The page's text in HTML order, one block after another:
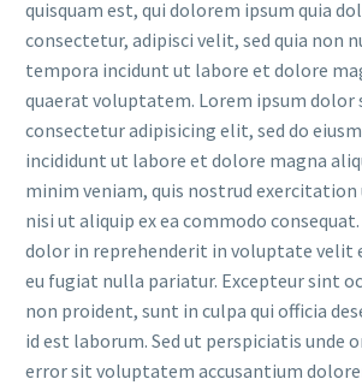
quisquam est, qui dolorem ipsum quia
consectetur, adipisci velit, sed quia non
tempora incidunt ut labore et dolore
quaerat voluptatem. Lorem ipsum dolor
consectetur adipisicing elit, sed do
incididunt ut labore et dolore magna
minim veniam, quis nostrud
nisi ut aliquip ex ea commodo
dolor in reprehenderit in voluptate velit
eu fugiat nulla pariatur. Excepteur sint
non proident, sunt in culpa qui officia
id est laborum. Sed ut perspiciatis unde
error sit voluptatem accusantium